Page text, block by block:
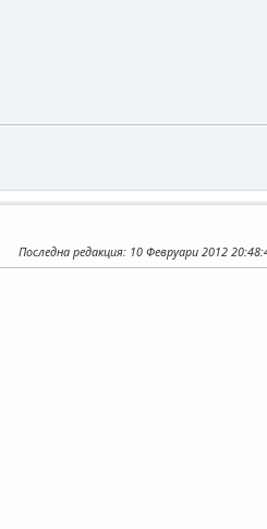
Последна редакция: 10 Февруари 2012